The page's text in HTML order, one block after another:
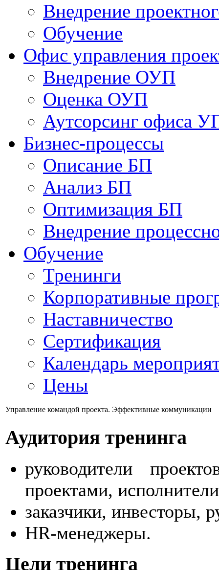
Внедрение
Обучение
Офис управления
Bнедрение ОУП
Оценка ОУП
Аутсорсинг офиса
Бизнес-процессы
Описание БП
Анализ БП
Оптимизация БП
Внедрение
Обучениe
Тренинги
Корпоративные
Наставничество
Сертификация
Календарь
Цены
Управление командой проекта. Эффективные коммуникации
Аудитория тренинга
руководители
проектами,
заказчики, инвесторы,
HR-менеджеры.
Цели тренинга